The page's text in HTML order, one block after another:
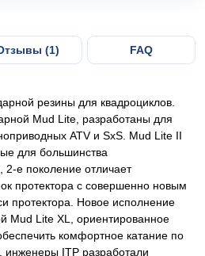
(1) FAQ
резины для квадроциклов.
Mud Lite, разработаны для
ATV и SxS. Mud Lite II
для большинства
2-е поколение отличает
протектора с совершенно новым
протектора. Новое исполнение
Mud Lite XL, ориентированное
комфортное катание по
инженеры ITP разработали